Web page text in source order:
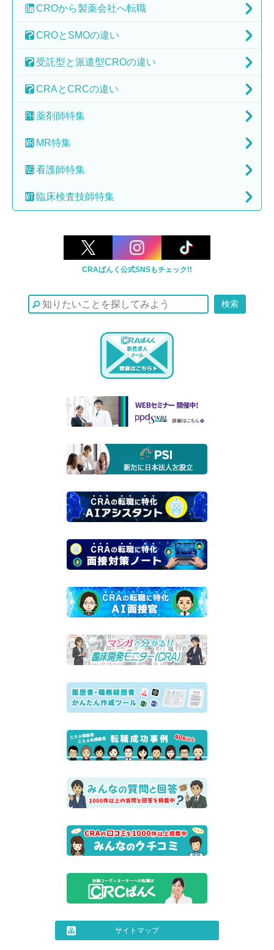
CROから製薬会社へ転職
CROとSMOの違い
受託型と派遣型CROの違い
CRAとCRCの違い
薬剤師特集
MR特集
看護師特集
臨床検査技師特集
CRAばんく公式SNSもチェック!!
サイトマップ